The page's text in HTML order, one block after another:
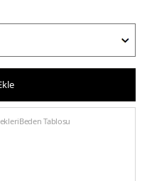
Beden Tablosu